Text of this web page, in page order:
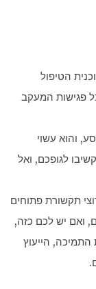
הטיפול
המעקב
עשוי
לגופכם, ואל
תקשורת פתוחים
יש לכם כזה,
הייעוץ